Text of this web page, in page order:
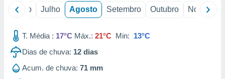
Junho Julho Agosto Setembro Outubro Novembro
T. Média : 17°C Máx.: 21°C Min: 13°C
Dias de chuva: 12 dias
Acum. de chuva: 71 mm